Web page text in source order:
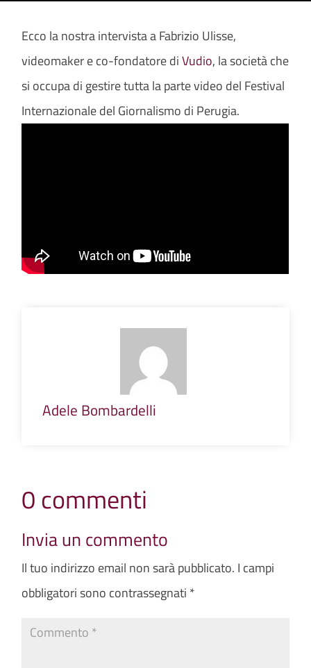
Ecco la nostra intervista a Fabrizio Ulisse,
videomaker e co-fondatore diVudio, la società che
si occupa di gestire tutta la parte video del Festival
Internazionale del Giornalismo di Perugia.
Adele Bombardelli
0 commenti
Invia un commento
Il tuo indirizzo email non sarà pubblicato. I campi
obbligatori sono contrassegnati *